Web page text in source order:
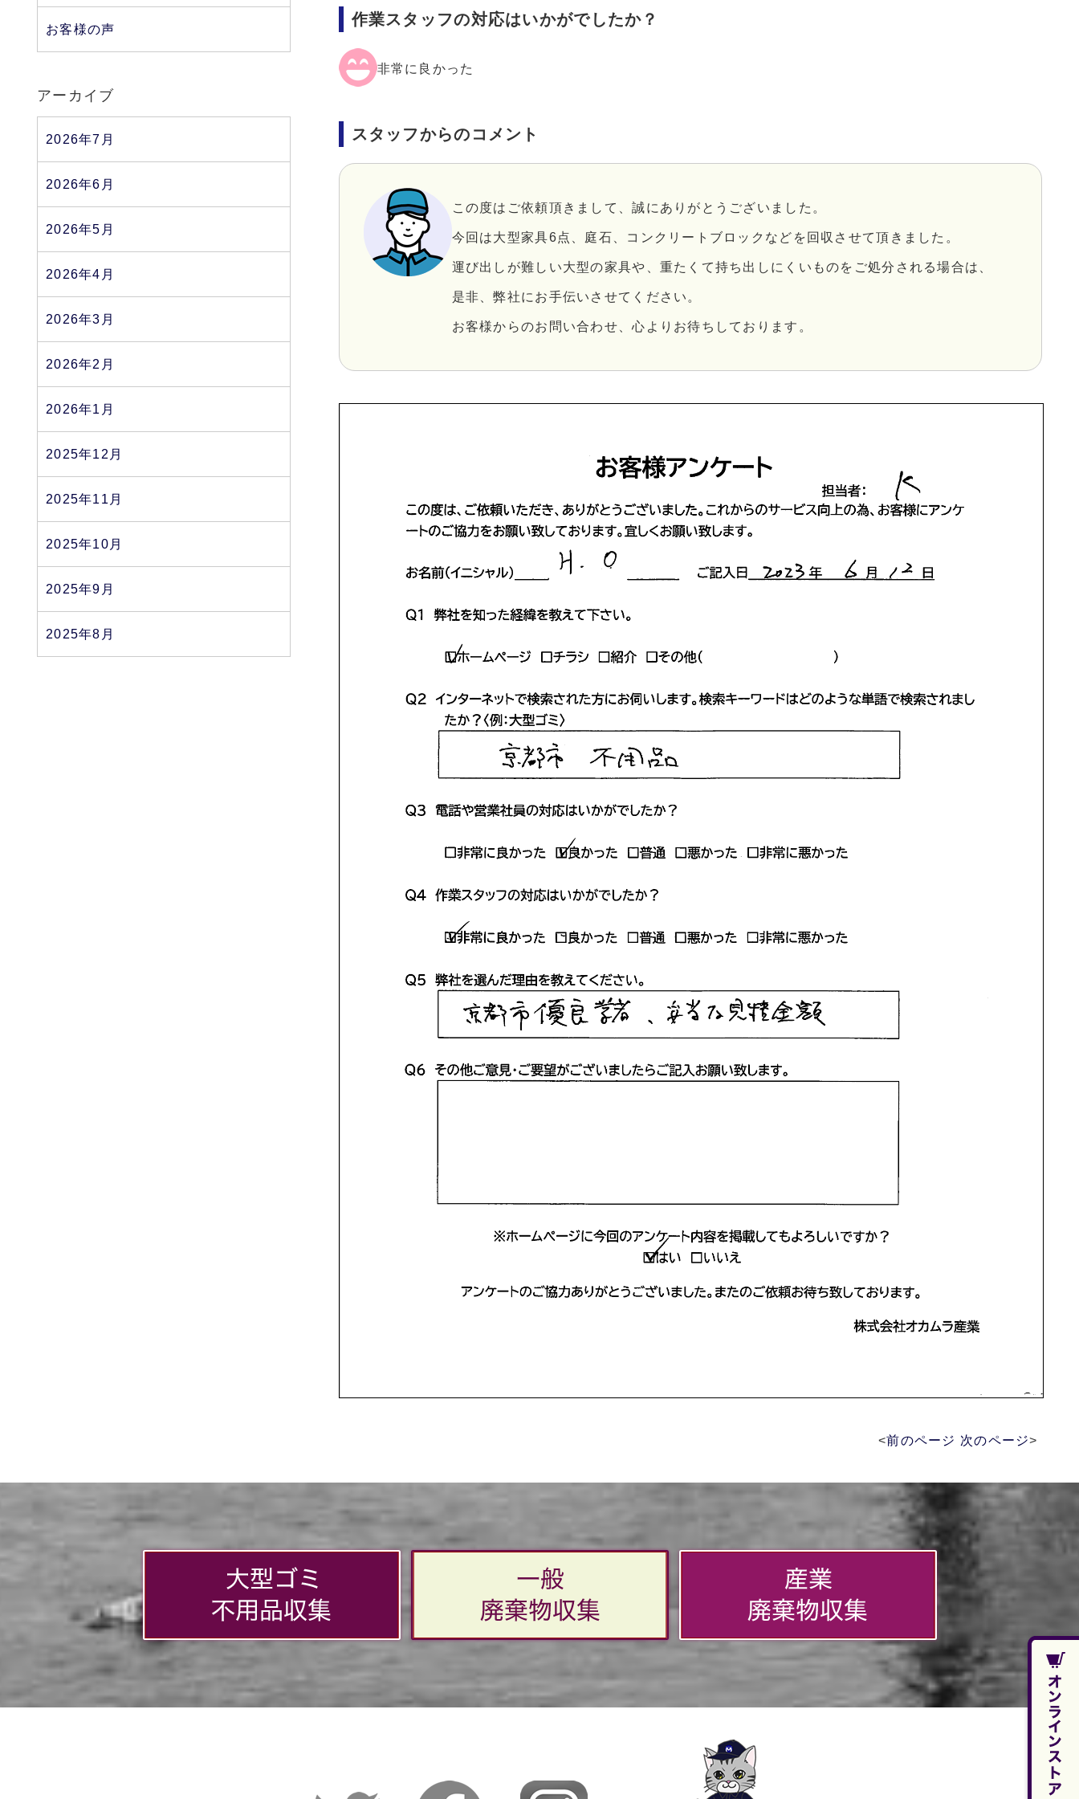
作業スタッフの対応はいかがでしたか？
非常に良かった
スタッフからのコメント
この度はご依頼頂きまして、誠にありがとうございました。
今回は大型家具6点、庭石、コンクリートブロックなどを回収させて頂きました。
運び出しが難しい大型の家具や、重たくて持ち出しにくいものをご処分される場合は、
是非、弊社にお手伝いさせてください。
お客様からのお問い合わせ、心よりお待ちしております。
<前のページ 次のページ>
お客様の声
アーカイブ
2026年7月
2026年6月
2026年5月
2026年4月
2026年3月
2026年2月
2026年1月
2025年12月
2025年11月
2025年10月
2025年9月
2025年8月